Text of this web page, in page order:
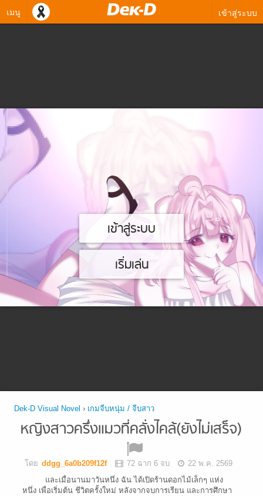
เมนู เข้าสู่ระบบ
เข้าสู่ระบบ
เริ่มเล่น
Dek-D Visual Novel › เกมจีบหนุ่ม / จีบสาว
หญิงสาวครึ่งแมวที่คลั่งไคล้(ยังไม่เสร็จ)
โดย ddgg_6a0b209f12f 72 ฉาก 6 จบ
22 พ.ค. 2569
และเมื่อนานมาวันหนึ่ง ฉัน ได้เปิดร้านดอกไม้เล็กๆ แห่ง
หนึ่ง เพื่อเริ่มต้น ชีวิตครั้งใหม่ หลังจากจบการเรียน และการศึกษา